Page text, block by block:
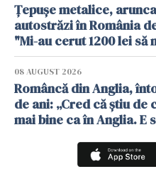
Țepușe metalice,
autostrăzi în România
"Mi-au cerut 1200 lei să
08 AUGUST 2026
Româncă din Anglia,
de ani: „Cred că știu de
mai bine ca în Anglia. E